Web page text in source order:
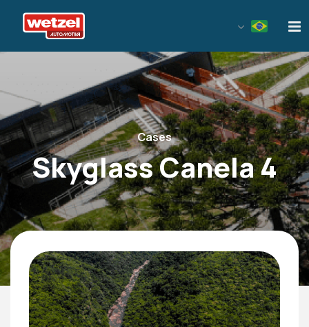
Cases
Skyglass Canela 4